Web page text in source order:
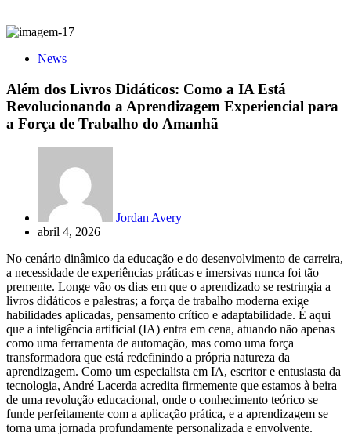
News
Além dos Livros Didáticos: Como a IA Está
Revolucionando a Aprendizagem Experiencial para
a Força de Trabalho do Amanhã
Jordan Avery
abril 4, 2026
No cenário dinâmico da educação e do desenvolvimento de carreira,
a necessidade de experiências práticas e imersivas nunca foi tão
premente. Longe vão os dias em que o aprendizado se restringia a
livros didáticos e palestras; a força de trabalho moderna exige
habilidades aplicadas, pensamento crítico e adaptabilidade. É aqui
que a inteligência artificial (IA) entra em cena, atuando não apenas
como uma ferramenta de automação, mas como uma força
transformadora que está redefinindo a própria natureza da
aprendizagem. Como um especialista em IA, escritor e entusiasta da
tecnologia, André Lacerda acredita firmemente que estamos à beira
de uma revolução educacional, onde o conhecimento teórico se
funde perfeitamente com a aplicação prática, e a aprendizagem se
torna uma jornada profundamente personalizada e envolvente.